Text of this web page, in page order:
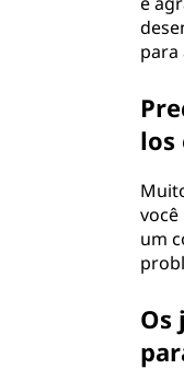
para
los
um
Os